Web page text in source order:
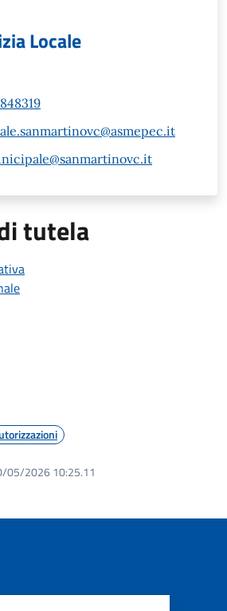
Locale
tutela
05/2026 10:25.11